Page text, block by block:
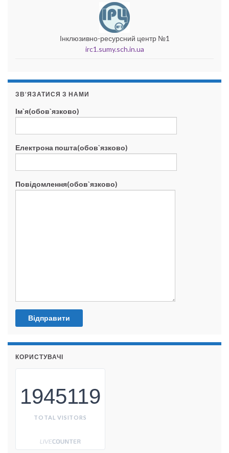
Інклюзивно-ресурсний центр №1
irc1.sumy.sch.in.ua
ЗВ’ЯЗАТИСЯ З НАМИ
Ім`я(обов`язково)
Електрона пошта(обов`язково)
Повідомлення(обов`язково)
КОРИСТУВАЧІ
1945119
TOTAL VISITORS